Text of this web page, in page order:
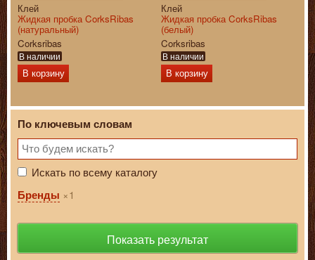
Клей
Жидкая пробка CorksRibas
(натуральный)
Corksribas
В наличии
В корзину
Клей
Жидкая пробка CorksRibas
(белый)
Corksribas
В наличии
В корзину
По ключевым словам
Искать по всему каталогу
Бренды
1
Показать результат